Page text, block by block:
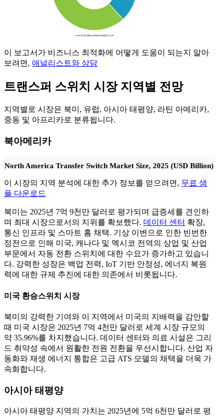
이 보고서가 비즈니스 최적화에 어떻게 도움이 되는지 알아
보려면, 애널리스트와 상담
트랜스퍼 스위치 시장 지역별 전망
지역별로 시장은 북미, 유럽, 아시아 태평양, 라틴 아메리카,
중동 및 아프리카로 분류됩니다.
북아메리카
North America Transfer Switch Market Size, 2025 (USD Billion)
이 시장의 지역 분석에 대한 추가 정보를 얻으려면, 무료 샘
플 다운로드
북미는 2025년 7억 9천만 달러로 평가되며 급증세를 견인하
며 최대 시장으로서의 지위를 확보했다. 데이터 센터 확장,
통신 인프라 및 스마트 홈 채택. 기상 이변으로 인한 빈번한
정전으로 인해 미국, 캐나다 및 멕시코 전역의 상업 및 산업
부문에서 자동 전환 스위치에 대한 수요가 증가하고 있습니
다. 강력한 성장은 백업 전력, IoT 기반 안정성, 에너지 복원
력에 대한 규제 추진에 대한 의존에서 비롯됩니다.
미국 환승스위치 시장
북미의 강력한 기여와 이 지역에서 미국의 지배력을 감안할
때 미국 시장은 2025년 7억 4천만 달러로 세계 시장 규모의
약 35.96%를 차지했습니다. 데이터 센터와 의료 시설은 그리
드 취약성 속에서 원활한 전원 전환을 우선시합니다. 산업 자
동화와 재생 에너지 통합은 고급 ATS 모델의 채택을 더욱 가
속화합니다.
아시아 태평양
아시아 태평양 지역의 가치는 2025년에 5억 6천만 달러로 평